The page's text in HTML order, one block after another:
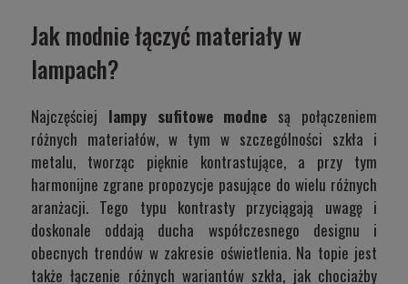
Jak modnie łączyć materiały w
lampach?
Najczęściej lampy sufitowe modne są połączeniem
różnych materiałów, w tym w szczególności szkła i
metalu, tworząc pięknie kontrastujące, a przy tym
harmonijne zgrane propozycje pasujące do wielu różnych
aranżacji. Tego typu kontrasty przyciągają uwagę i
doskonale oddają ducha współczesnego designu i
obecnych trendów w zakresie oświetlenia. Na topie jest
także łączenie różnych wariantów szkła, jak chociażby